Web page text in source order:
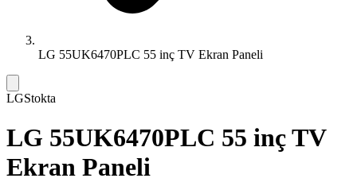
LG 55UK6470PLC 55 inç TV Ekran Paneli
LGStokta
LG 55UK6470PLC 55 inç TV
Ekran Paneli